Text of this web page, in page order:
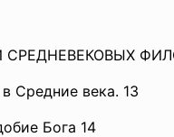
Средние века. 13
Бога 14